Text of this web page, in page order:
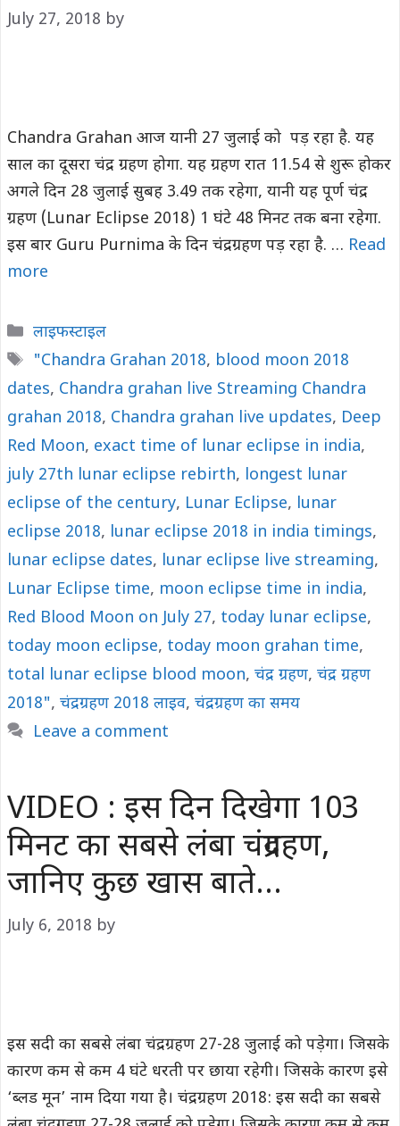
July 27, 2018 by
Chandra Grahan आज यानी 27 जुलाई को पड़ रहा है. यह
साल का दूसरा चंद्र ग्रहण होगा. यह ग्रहण रात 11.54 से शुरू होकर
अगले दिन 28 जुलाई सुबह 3.49 तक रहेगा, यानी यह पूर्ण चंद्र
ग्रहण (Lunar Eclipse 2018) 1 घंटे 48 मिनट तक बना रहेगा.
इस बार Guru Purnima के दिन चंद्रग्रहण पड़ रहा है. … Read
more
Categories
लाइफस्टाइल
Tags
"Chandra Grahan 2018, blood moon 2018
dates, Chandra grahan live Streaming Chandra
grahan 2018, Chandra grahan live updates, Deep
Red Moon, exact time of lunar eclipse in india,
july 27th lunar eclipse rebirth, longest lunar
eclipse of the century, Lunar Eclipse, lunar
eclipse 2018, lunar eclipse 2018 in india timings,
lunar eclipse dates, lunar eclipse live streaming,
Lunar Eclipse time, moon eclipse time in india,
Red Blood Moon on July 27, today lunar eclipse,
today moon eclipse, today moon grahan time,
total lunar eclipse blood moon, चंद्र ग्रहण, चंद्र ग्रहण
2018", चंद्रग्रहण 2018 लाइव, चंद्रग्रहण का समय
Leave a comment
VIDEO : इस दिन दिखेगा 103
मिनट का सबसे लंबा चंद्रग्रहण,
जानिए कुछ खास बाते…
July 6, 2018 by
इस सदी का सबसे लंबा चंद्रग्रहण 27-28 जुलाई को पड़ेगा। जिसके
कारण कम से कम 4 घंटे धरती पर छाया रहेगी। जिसके कारण इसे
‘ब्लड मून’ नाम दिया गया है। चंद्रग्रहण 2018: इस सदी का सबसे